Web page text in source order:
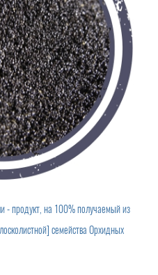
- продукт, на 100% получаемый из
семейства Орхидных